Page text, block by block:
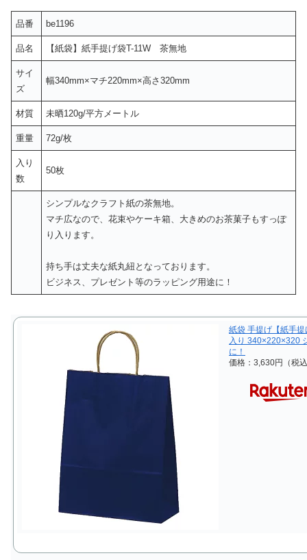
品番 be1196
品名 【紙袋】紙手提げ袋T-11W 茶無地
サイ
ズ
幅340mm×マチ220mm×高さ320mm
材質 未晒120g/平方メートル
重量 72g/枚
入り
数
50枚
シンプルなクラフト紙の茶無地。
マチ広なので、花束やケーキ箱、大きめのお茶菓子もすっぽ
り入ります。
持ち手は丈夫な紙丸紐となっております。
ビジネス、プレゼント等のラッピング用途に！
紙袋 手提げ【紙手
入り 340×220×320
に！
価格：3,630円（税